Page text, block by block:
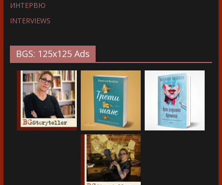
ИНТЕРВЮ
INTERVIEWS
BGS: 125x125 Ads